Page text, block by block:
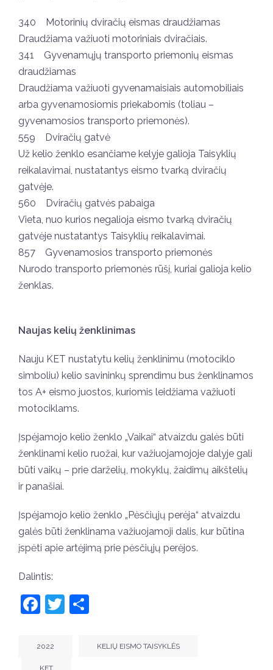
340 Motorinių dviračių eismas draudžiamas
Draudžiama važiuoti motoriniais dviračiais.
341 Gyvenamųjų transporto priemonių eismas
draudžiamas
Draudžiama važiuoti gyvenamaisiais automobiliais
arba gyvenamosiomis priekabomis (toliau –
gyvenamosios transporto priemonės).
559 Dviračių gatvė
Už kelio ženklo esančiame kelyje galioja Taisyklių
reikalavimai, nustatantys eismo tvarką dviračių
gatvėje.
560 Dviračių gatvės pabaiga
Vieta, nuo kurios negalioja eismo tvarką dviračių
gatvėje nustatantys Taisyklių reikalavimai.
857 Gyvenamosios transporto priemonės
Nurodo transporto priemonės rūšį, kuriai galioja kelio
ženklas.
Naujas kelių ženklinimas
Nauju KET nustatytu kelių ženklinimu (motociklo
simboliu) kelio savininkų sprendimu bus ženklinamos
tos A+ eismo juostos, kuriomis leidžiama važiuoti
motociklams.
Įspėjamojo kelio ženklo „Vaikai“ atvaizdu galės būti
ženklinami kelio ruožai, kur važiuojamojoje dalyje gali
būti vaikų – prie darželių, mokyklų, žaidimų aikštelių
ir panašiai.
Įspėjamojo kelio ženklo „Pėsčiųjų perėja“ atvaizdu
galės būti ženklinama važiuojamoji dalis, kur būtina
įspėti apie artėjimą prie pėsčiųjų perėjos.
Dalintis:
Facebook
Twitter
2022 KELIŲ EISMO TAISYKLĖS
KET